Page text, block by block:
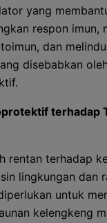
yang
respon imun,
dan
disebabkan
terhadap
rentan terhadap
lingkungan dan
untuk
kelengkeng